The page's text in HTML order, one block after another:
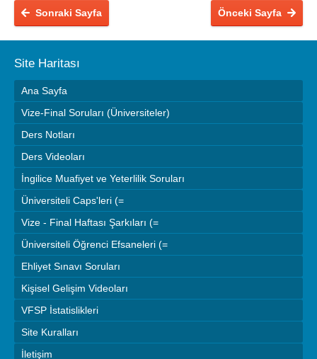
Önceki Sayfa
Sonraki Sayfa
Site Haritası
Ana Sayfa
Vize-Final Soruları (Üniversiteler)
Ders Notları
Ders Videoları
İngilice Muafiyet ve Yeterlilik Soruları
Üniversiteli Caps'leri (=
Vize - Final Haftası Şarkıları (=
Üniversiteli Öğrenci Efsaneleri (=
Ehliyet Sınavı Soruları
Kişisel Gelişim Videoları
VFSP İstatislikleri
Site Kuralları
İletişim